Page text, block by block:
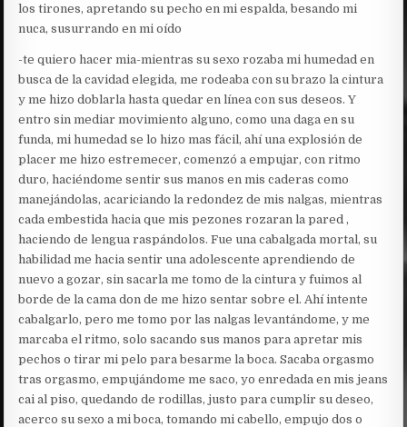
los tirones, apretando su pecho en mi espalda, besando mi
nuca, susurrando en mi oído
-te quiero hacer mia-mientras su sexo rozaba mi humedad en
busca de la cavidad elegida, me rodeaba con su brazo la cintura
y me hizo doblarla hasta quedar en línea con sus deseos. Y
entro sin mediar movimiento alguno, como una daga en su
funda, mi humedad se lo hizo mas fácil, ahí una explosión de
placer me hizo estremecer, comenzó a empujar, con ritmo
duro, haciéndome sentir sus manos en mis caderas como
manejándolas, acariciando la redondez de mis nalgas, mientras
cada embestida hacia que mis pezones rozaran la pared ,
haciendo de lengua raspándolos. Fue una cabalgada mortal, su
habilidad me hacia sentir una adolescente aprendiendo de
nuevo a gozar, sin sacarla me tomo de la cintura y fuimos al
borde de la cama don de me hizo sentar sobre el. Ahí intente
cabalgarlo, pero me tomo por las nalgas levantándome, y me
marcaba el ritmo, solo sacando sus manos para apretar mis
pechos o tirar mi pelo para besarme la boca. Sacaba orgasmo
tras orgasmo, empujándome me saco, yo enredada en mis jeans
cai al piso, quedando de rodillas, justo para cumplir su deseo,
acerco su sexo a mi boca, tomando mi cabello, empujo dos o